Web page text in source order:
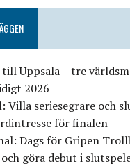
Uppsala – tre
2026
Villa seriesegrare och
för finalen
Dags för Gripen
göra debut i